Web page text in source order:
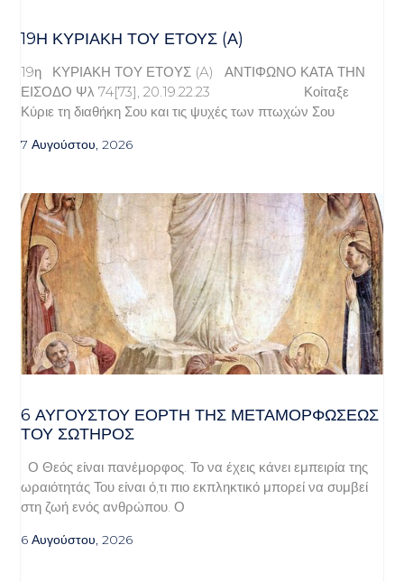
19Η ΚΥΡΙΑΚΉ ΤΟΥ ΈΤΟΥΣ (Α)
19η ΚΥΡΙΑΚΗ ΤΟΥ ΕΤΟΥΣ (A) ΑΝΤΙΦΩΝΟ ΚΑΤΑ ΤΗΝ
ΕΙΣΟΔΟ Ψλ 74[73], 20.19.22.23 Κοίταξε
Κύριε τη διαθήκη Σου και τις ψυχές των πτωχών Σου
7 Αυγούστου, 2026
6 ΑΥΓΟΥΣΤΟΥ ΕΟΡΤΗ ΤΗΣ ΜΕΤΑΜΟΡΦΩΣΕΩΣ
ΤΟΥ ΣΩΤΗΡΟΣ
Ο Θεός είναι πανέμορφος. Το να έχεις κάνει εμπειρία της
ωραιότητάς Του είναι ό,τι πιο εκπληκτικό μπορεί να συμβεί
στη ζωή ενός ανθρώπου. Ο
6 Αυγούστου, 2026